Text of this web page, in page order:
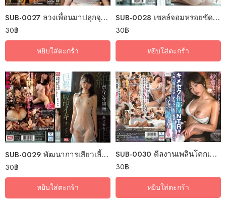
SUB-0027 ลวงเพื่อนมาปลุกจุกรับซัมเมอร์
30฿
หยิบใส่ตะกร้า
SUB-0028 เซลล์จอมหรอยขัดฝอยขึ้นหม้อ
30฿
หยิบใส่ตะกร้า
SUB-0029 พัฒนาการเสียวเลี้ยวหาของใหญ่
30฿
หยิบใส่ตะกร้า
SUB-0030 ดีลงานเพลินโคกเนินกระตุ้นยา
30฿
หยิบใส่ตะกร้า